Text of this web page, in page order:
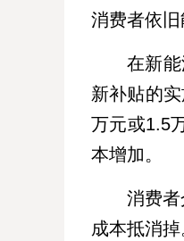
消费者依
在新
新补贴的
万元或1.5
本增加。
消费
成本抵消掉